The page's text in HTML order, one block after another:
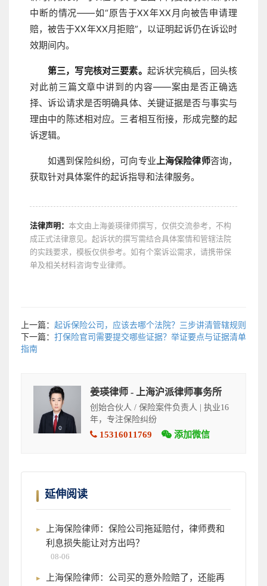
中断的情况——如“原告于XX年XX月向被告申请理
赔，被告于XX年XX月拒赔”，以证明起诉仍在诉讼时
效期间内。
第三，写完核对三要素。 起诉状完稿后，回头核
对此前三篇文章中讲到的内容——案由是否正确选
择、诉讼请求是否明确具体、关键证据是否与事实与
理由中的陈述相对应。三者相互衔接，形成完整的起
诉逻辑。
如遇到保险纠纷，可向专业上海保险律师咨询，
获取针对具体案件的起诉指导和法律服务。
法律声明： 本文由上海姜瑛律师撰写，仅供交流参考，不构
成正式法律意见。起诉状的撰写需结合具体案情和管辖法院
的实践要求，模板仅供参考。如有个案诉讼需求，请携带保
单及相关材料咨询专业律师。
上一篇： 起诉保险公司，应该去哪个法院？三步讲清管辖规则
下一篇： 打保险官司需要提交哪些证据？举证要点与证据清单
指南
姜瑛律师 - 上海沪派律师事务所
创始合伙人 / 保险案件负责人 | 执业16
年，专注保险纠纷
15316011769 添加微信
延伸阅读
上海保险律师：保险公司拖延赔付，律师费和
利息损失能让对方出吗？
08-06
上海保险律师：公司买的意外险赔了，还能再